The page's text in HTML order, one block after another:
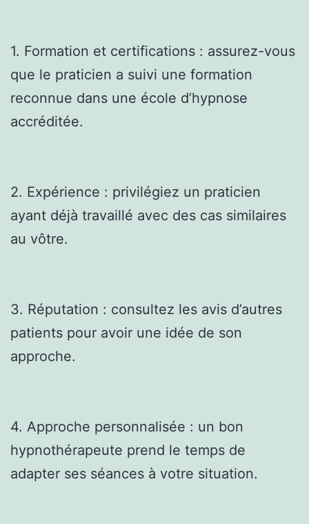
1. Formation et certifications : assurez-vous
que le praticien a suivi une formation
reconnue dans une école d’hypnose
accréditée.
2. Expérience : privilégiez un praticien
ayant déjà travaillé avec des cas similaires
au vôtre.
3. Réputation : consultez les avis d’autres
patients pour avoir une idée de son
approche.
4. Approche personnalisée : un bon
hypnothérapeute prend le temps de
adapter ses séances à votre situation.